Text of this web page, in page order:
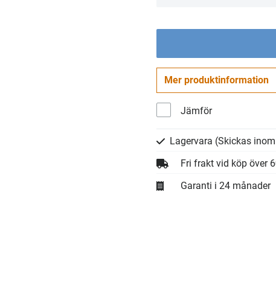
Mer produktinformation
Jämför
Lagervara (Skickas
Fri frakt vid köp över
Garanti i 24 månader